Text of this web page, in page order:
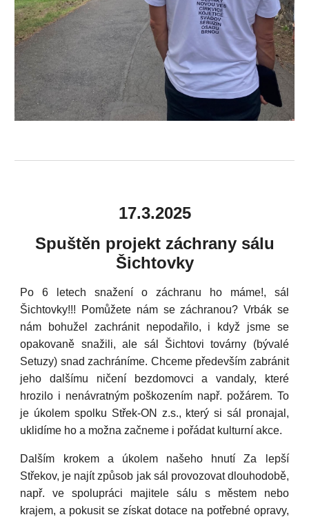
17.3.2025
Spuštěn projekt záchrany sálu
Šichtovky
Po 6 letech snažení o záchranu ho máme!, sál
Šichtovky!!! Pomůžete nám se záchranou? Vrbák se
nám bohužel zachránit nepodařilo, i když jsme se
opakovaně snažili, ale sál Šichtovi továrny (bývalé
Setuzy) snad zachráníme. Chceme především zabránit
jeho dalšímu ničení bezdomovci a vandaly, které
hrozilo i nenávratným poškozením např. požárem. To
je úkolem spolku Střek-ON z.s., který si sál pronajal,
uklidíme ho a možna začneme i pořádat kulturní akce.
Dalším krokem a úkolem našeho hnutí Za lepší
Střekov, je najít způsob jak sál provozovat dlouhodobě,
např. ve spolupráci majitele sálu s městem nebo
krajem, a pokusit se získat dotace na potřebné opravy,